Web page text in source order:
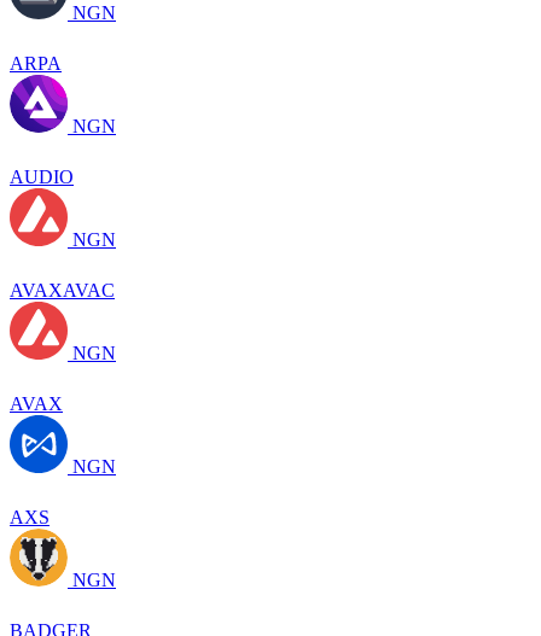
NGN
ARPA
NGN
AUDIO
NGN
AVAXAVAC
NGN
AVAX
NGN
AXS
NGN
BADGER